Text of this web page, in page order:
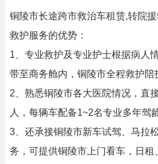
铜陵市长途跨市救治车租赁,转院
救护服务的优势：
1、专业救护及专业护士根据病人
带至商务舱内，铜陵市全程救护陪
2、熟悉铜陵市各大医院情况，直
人，每辆车配备1~2名专业多年驾
3、还承接铜陵市新车试驾、马拉
务，可提供铜陵市上门看车，日租